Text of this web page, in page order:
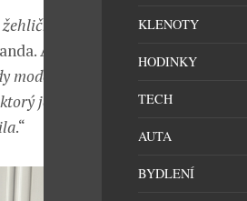
kvôli
A
je pri šití
.“
KLENOTY
HODINKY
TECH
AUTA
BYDLENÍ